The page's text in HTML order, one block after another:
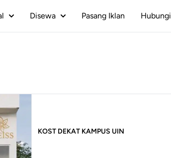
Disewa Pasang Iklan Hubungi
KOST DEKAT KAMPUS UIN